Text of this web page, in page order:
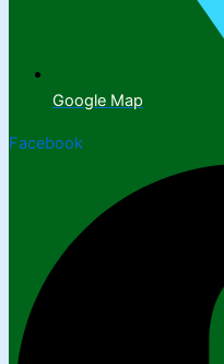
Google Map
Facebook